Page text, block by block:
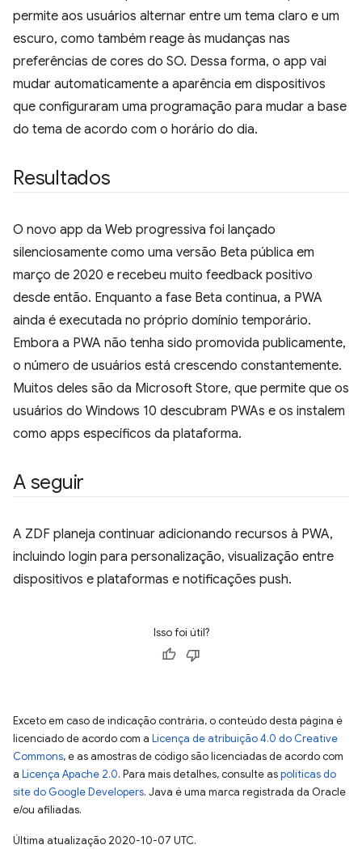
permite aos usuários alternar entre um tema claro e um
escuro, como também reage às mudanças nas
preferências de cores do SO. Dessa forma, o app vai
mudar automaticamente a aparência em dispositivos
que configuraram uma programação para mudar a base
do tema de acordo com o horário do dia.
Resultados
O novo app da Web progressiva foi lançado
silenciosamente como uma versão Beta pública em
março de 2020 e recebeu muito feedback positivo
desde então. Enquanto a fase Beta continua, a PWA
ainda é executada no próprio domínio temporário.
Embora a PWA não tenha sido promovida publicamente,
o número de usuários está crescendo constantemente.
Muitos deles são da Microsoft Store, que permite que os
usuários do Windows 10 descubram PWAs e os instalem
como apps específicos da plataforma.
A seguir
A ZDF planeja continuar adicionando recursos à PWA,
incluindo login para personalização, visualização entre
dispositivos e plataformas e notificações push.
Isso foi útil?
Exceto em caso de indicação contrária, o conteúdo desta página é
licenciado de acordo com a Licença de atribuição 4.0 do Creative
Commons, e as amostras de código são licenciadas de acordo com
a Licença Apache 2.0. Para mais detalhes, consulte aspolíticas do
site do Google Developers. Java é uma marca registrada da Oracle
e/ou afiliadas.
Última atualização 2020-10-07 UTC.